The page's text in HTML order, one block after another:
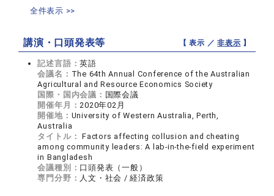
全件表示 >>
講演・口頭発表等 【 表示 ／非表示 】
記述言語：英語
会議名： The 64th Annual Conference of the Australian
Agricultural and Resource Economics Society
国際・国内会議： 国際会議
開催年月：2020年02月
開催地： University of Western Australia, Perth,
Australia
タイトル： Factors affecting collusion and cheating
among community leaders: A lab-in-the-field experiment
in Bangladesh
会議種別： 口頭発表（一般）
専門分野： 人文・社会 / 経済政策